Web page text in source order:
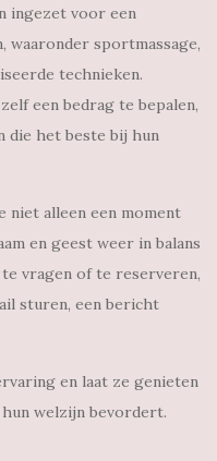
ingezet voor een
waaronder sportmassage,
technieken.
een bedrag te bepalen,
die het beste bij hun
niet alleen een moment
en geest weer in balans
te vragen of te reserveren,
sturen, een bericht
en laat ze genieten
hun welzijn bevordert.